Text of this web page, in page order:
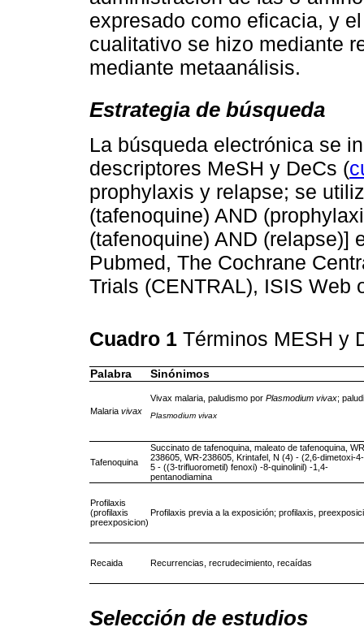
expresado como eficacia, y
cualitativo se hizo mediante
mediante metaanálisis.
Estrategia de búsqueda
La búsqueda electrónica se
descriptores MeSH y DeCs (
prophylaxis y relapse; se
(tafenoquine) AND
(tafenoquine) AND (relapse)]
Pubmed, The Cochrane
Trials (CENTRAL), ISIS Web
Cuadro 1 Términos MESH y
Palabra Sinónimos
Malaria vivax
Vivax malaria, paludismo por Plasmodium vivax;
Plasmodium vivax
Tafenoquina
Succinato de tafenoquina, maleato de tafenoquina, WR
238605, WR-238605, Krintafel, N (4) - (2,6-dimetoxi-
5 - ((3-trifluorometil) fenoxi) -8-quinolinil) -1,4-
pentanodiamina
Profilaxis
(profilaxis
preexposicion)
Profilaxis previa a la exposición; profilaxis,
Recaida Recurrencias, recrudecimiento, recaídas
Selección de estudios